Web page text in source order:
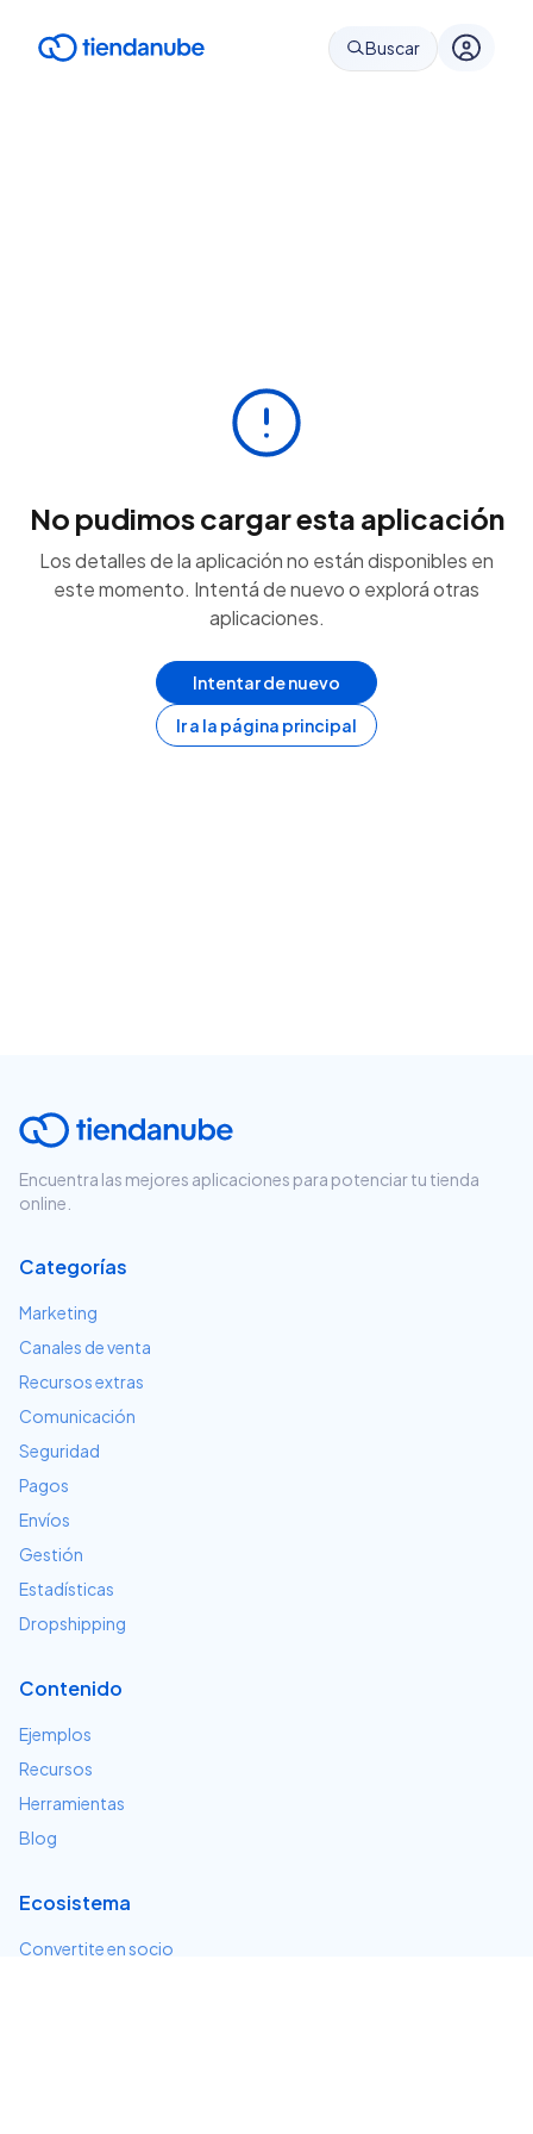
Buscar
No pudimos cargar esta aplicación
Los detalles de la aplicación no están disponibles en
este momento. Intentá de nuevo o explorá otras
aplicaciones.
Intentar de nuevo
Ir a la página principal
Encuentra las mejores aplicaciones para potenciar tu tienda
online.
Categorías
Marketing
Canales de venta
Recursos extras
Comunicación
Seguridad
Pagos
Envíos
Gestión
Estadísticas
Dropshipping
Contenido
Ejemplos
Recursos
Herramientas
Blog
Ecosistema
Convertite en socio